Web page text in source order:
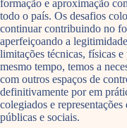
formação e aproximação
todo o país. Os desafios
continuar contribuindo no
aperfeiçoando a
limitações técnicas, físicas
mesmo tempo, temos a
com outros espaços de
definitivamente por em
colegiados e
públicas e sociais.